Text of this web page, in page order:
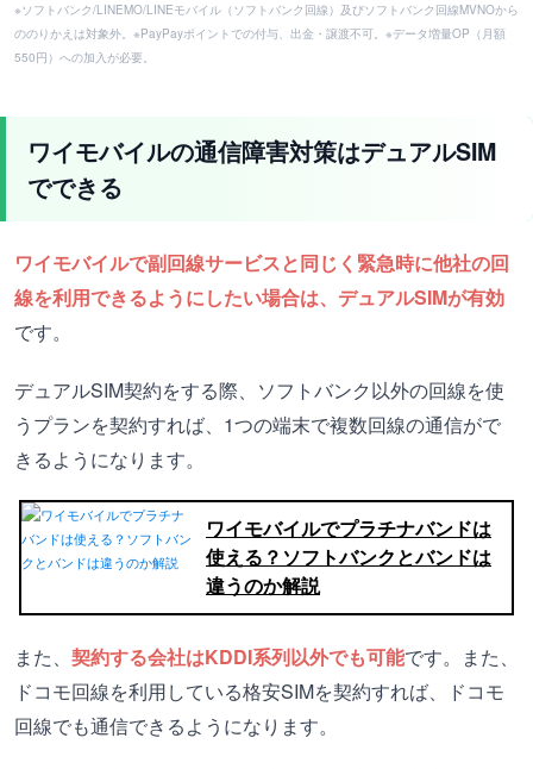
※ソフトバンク/LINEMO/LINEモバイル（ソフトバンク回線）及びソフトバンク回線MVNOから
ののりかえは対象外。※PayPayポイントでの付与、出金・譲渡不可。※データ増量OP（月額
550円）への加入が必要。
ワイモバイルの通信障害対策はデュアルSIM
でできる
ワイモバイルで副回線サービスと同じく緊急時に他社の回
線を利用できるようにしたい場合は、デュアルSIMが有効
です。
デュアルSIM契約をする際、ソフトバンク以外の回線を使
うプランを契約すれば、1つの端末で複数回線の通信がで
きるようになります。
ワイモバイルでプラチナバンドは
使える？ソフトバンクとバンドは
違うのか解説
また、 契約する会社はKDDI系列以外でも可能です。また、
ドコモ回線を利用している格安SIMを契約すれば、ドコモ
回線でも通信できるようになります。